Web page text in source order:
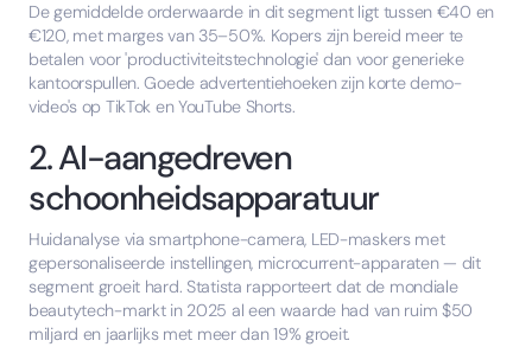
De gemiddelde orderwaarde in dit segment ligt tussen €40 en
€120, met marges van 35–50%. Kopers zijn bereid meer te
betalen voor 'productiviteitstechnologie' dan voor generieke
kantoorspullen. Goede advertentiehoeken zijn korte demo-
video's op TikTok en YouTube Shorts.
2. AI-aangedreven
schoonheidsapparatuur
Huidanalyse via smartphone-camera, LED-maskers met
gepersonaliseerde instellingen, microcurrent-apparaten — dit
segment groeit hard. Statista rapporteert dat de mondiale
beautytech-markt in 2025 al een waarde had van ruim $50
miljard en jaarlijks met meer dan 19% groeit.